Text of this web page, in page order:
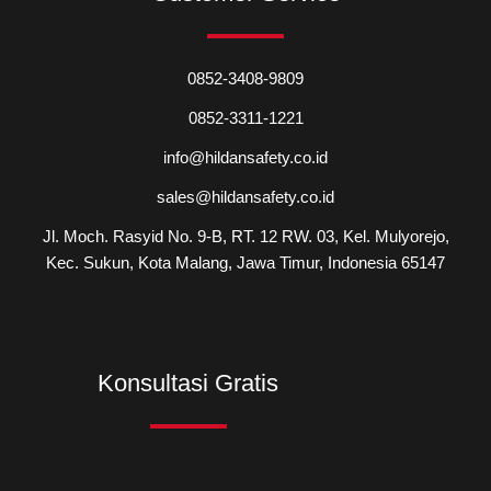
0852-3408-9809
0852-3311-1221
info@hildansafety.co.id
sales@hildansafety.co.id
Jl. Moch. Rasyid No. 9-B, RT. 12 RW. 03, Kel. Mulyorejo,
Kec. Sukun, Kota Malang, Jawa Timur, Indonesia 65147
Konsultasi Gratis